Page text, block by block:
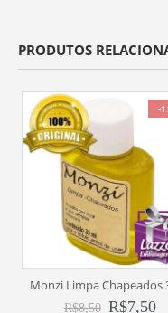
PRODUTOS
-
Monzi Limpa Chapeados
R$8,50 R$7,50